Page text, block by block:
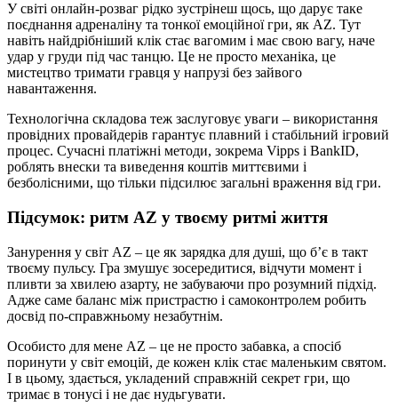
У світі онлайн-розваг рідко зустрінеш щось, що дарує таке
поєднання адреналіну та тонкої емоційної гри, як AZ. Тут
навіть найдрібніший клік стає вагомим і має свою вагу, наче
удар у груди під час танцю. Це не просто механіка, це
мистецтво тримати гравця у напрузі без зайвого
навантаження.
Технологічна складова теж заслуговує уваги – використання
провідних провайдерів гарантує плавний і стабільний ігровий
процес. Сучасні платіжні методи, зокрема Vipps і BankID,
роблять внески та виведення коштів миттєвими і
безболісними, що тільки підсилює загальні враження від гри.
Підсумок: ритм AZ у твоєму ритмі життя
Занурення у світ AZ – це як зарядка для душі, що б’є в такт
твоєму пульсу. Гра змушує зосередитися, відчути момент і
пливти за хвилею азарту, не забуваючи про розумний підхід.
Адже саме баланс між пристрастю і самоконтролем робить
досвід по-справжньому незабутнім.
Особисто для мене AZ – це не просто забавка, а спосіб
поринути у світ емоцій, де кожен клік стає маленьким святом.
І в цьому, здається, укладений справжній секрет гри, що
тримає в тонусі і не дає нудьгувати.